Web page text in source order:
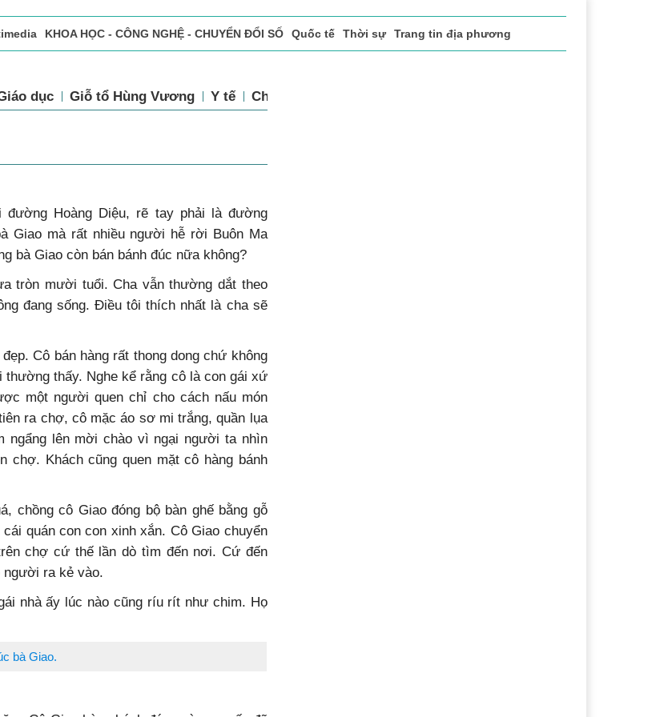
KHOA HỌC - CÔNG NGHỆ - CHUYỂN ĐỔI SỐ Quốc tế Thời sự Trang tin địa phương
dục Giỗ tổ Hùng Vương Y tế Chính sách xã hội
Hoàng Diệu, rẽ tay phải là đường
Giao mà rất nhiều người hễ rời Buôn Ma
bà Giao còn bán bánh đúc nữa không?
tròn mười tuổi. Cha vẫn thường dắt theo
đang sống. Điều tôi thích nhất là cha sẽ
Cô bán hàng rất thong dong chứ không
thấy. Nghe kể rằng cô là con gái xứ
một người quen chỉ cho cách nấu món
ra chợ, cô mặc áo sơ mi trắng, quần lụa
ngẩng lên mời chào vì ngại người ta nhìn
chợ. Khách cũng quen mặt cô hàng bánh
chồng cô Giao đóng bộ bàn ghế bằng gỗ
quán con con xinh xắn. Cô Giao chuyển
chợ cứ thế lần dò tìm đến nơi. Cứ đến
người ra kẻ vào.
nhà ấy lúc nào cũng ríu rít như chim. Họ
bà Giao.